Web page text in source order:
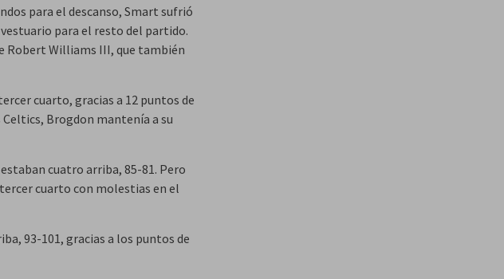
para el descanso, Smart sufrió
para el resto del partido.
Robert Williams III, que también
cuarto, gracias a 12 puntos de
Celtics, Brogdon mantenía a su
cuatro arriba, 85-81. Pero
cuarto con molestias en el
93-101, gracias a los puntos de